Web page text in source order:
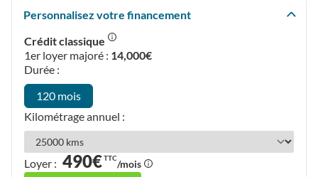
Personnalisez votre financement
Crédit classique
1er loyer majoré : 14,000€
Durée :
120 mois
Kilométrage annuel :
Loyer : 490€TTC/mois